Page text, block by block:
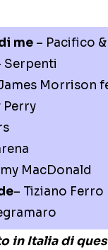
me – Pacifico
Serpenti
Morrison
Perry
MacDonald
– Tiziano Ferro
in Italia di